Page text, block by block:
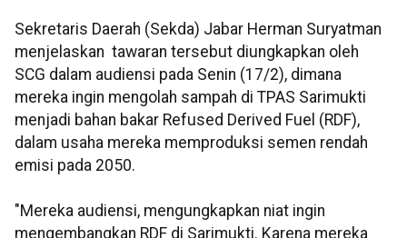
Sekretaris Daerah (Sekda) Jabar Herman Suryatman
menjelaskan tawaran tersebut diungkapkan oleh
SCG dalam audiensi pada Senin (17/2), dimana
mereka ingin mengolah sampah di TPAS Sarimukti
menjadi bahan bakar Refused Derived Fuel (RDF),
dalam usaha mereka memproduksi semen rendah
emisi pada 2050.
"Mereka audiensi, mengungkapkan niat ingin
mengembangkan RDF di Sarimukti. Karena mereka